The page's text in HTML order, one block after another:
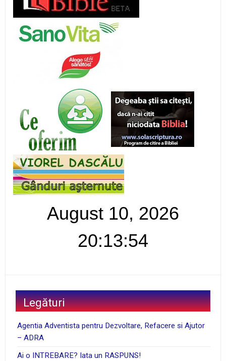
August 10, 2026
20:13:54
Legături
Agentia Adventista pentru Dezvoltare, Refacere si Ajutor
– ADRA
Ai o INTREBARE? Iata un RASPUNS!